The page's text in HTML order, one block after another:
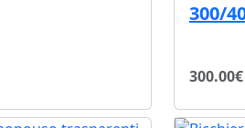
300/
300.00€